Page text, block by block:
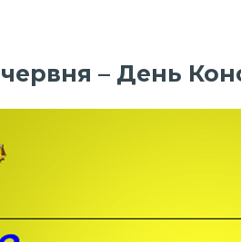
– День